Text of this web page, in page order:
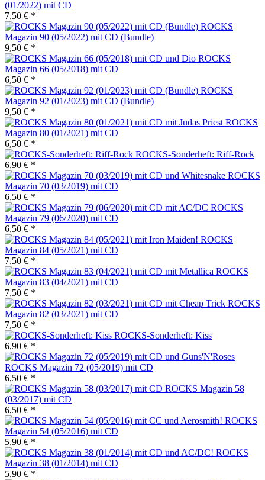
(01/2022) mit CD
7,50 € *
ROCKS
Magazin 90 (05/2022) mit CD (Bundle)
9,50 € *
ROCKS
Magazin 66 (05/2018) mit CD
6,50 € *
ROCKS
Magazin 92 (01/2023) mit CD (Bundle)
9,50 € *
ROCKS
Magazin 80 (01/2021) mit CD
6,50 € *
ROCKS-Sonderheft: Riff-Rock
6,90 € *
ROCKS
Magazin 70 (03/2019) mit CD
6,50 € *
ROCKS
Magazin 79 (06/2020) mit CD
6,50 € *
ROCKS
Magazin 84 (05/2021) mit CD
7,50 € *
ROCKS
Magazin 83 (04/2021) mit CD
7,50 € *
ROCKS
Magazin 82 (03/2021) mit CD
7,50 € *
ROCKS-Sonderheft: Kiss
6,90 € *
ROCKS Magazin 72 (05/2019) mit CD
6,50 € *
ROCKS Magazin 58
(03/2017) mit CD
6,50 € *
ROCKS
Magazin 54 (05/2016) mit CD
5,90 € *
ROCKS
Magazin 38 (01/2014) mit CD
5,90 € *